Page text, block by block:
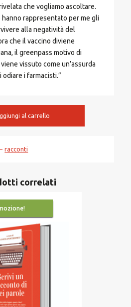
che vogliamo ascoltare.
hanno rappresentato per me gli
alla negatività del
che il vaccino diviene
il greenpass motivo di
vissuto come un’assurda
i farmacisti.”
al carrello
racconti
correlati